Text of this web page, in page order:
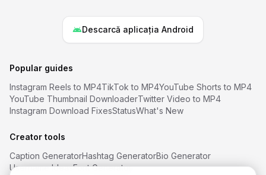
Descarcă aplicația Android
Popular guides
Instagram Reels to MP4TikTok to MP4YouTube Shorts to MP4
YouTube Thumbnail DownloaderTwitter Video to MP4
Instagram Download FixesStatusWhat's New
Creator tools
Caption GeneratorHashtag GeneratorBio Generator
Username IdeasFont Generator